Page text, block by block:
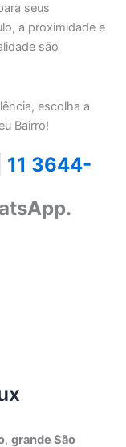
seus
a proximidade e
são
escolha a
Bairro!
11 3644-
,grande São